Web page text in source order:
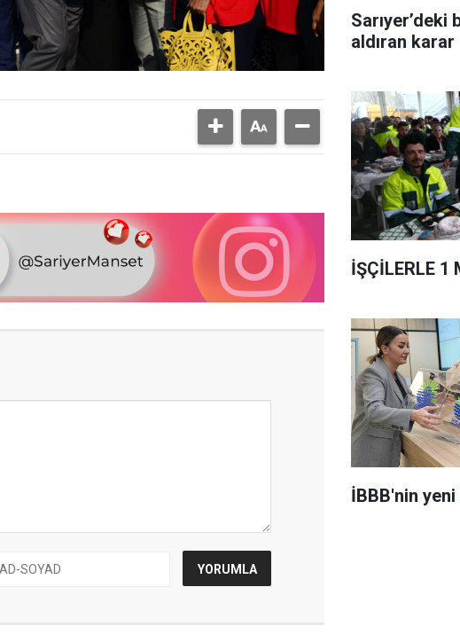
aldıran karar
İŞÇİLERLE 1
İBBB'nin